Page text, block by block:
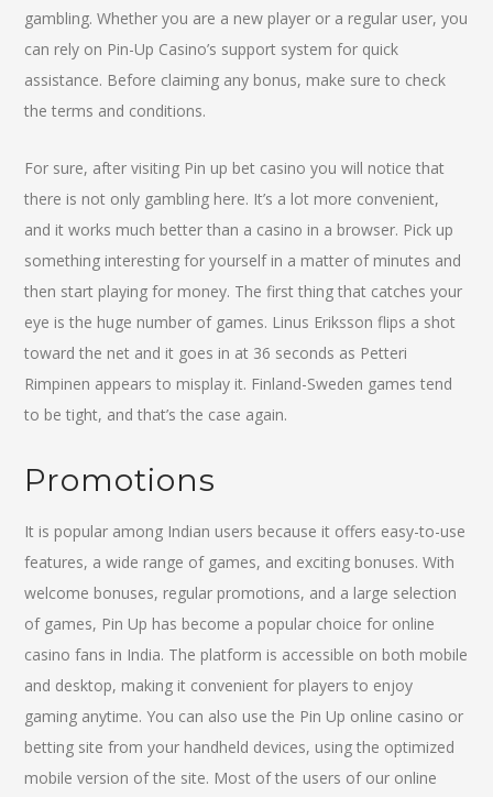
gambling. Whether you are a new player or a regular user, you
can rely on Pin-Up Casino’s support system for quick
assistance. Before claiming any bonus, make sure to check
the terms and conditions.
For sure, after visiting Pin up bet casino you will notice that
there is not only gambling here. It’s a lot more convenient,
and it works much better than a casino in a browser. Pick up
something interesting for yourself in a matter of minutes and
then start playing for money. The first thing that catches your
eye is the huge number of games. Linus Eriksson flips a shot
toward the net and it goes in at 36 seconds as Petteri
Rimpinen appears to misplay it. Finland-Sweden games tend
to be tight, and that’s the case again.
Promotions
It is popular among Indian users because it offers easy-to-use
features, a wide range of games, and exciting bonuses. With
welcome bonuses, regular promotions, and a large selection
of games, Pin Up has become a popular choice for online
casino fans in India. The platform is accessible on both mobile
and desktop, making it convenient for players to enjoy
gaming anytime. You can also use the Pin Up online casino or
betting site from your handheld devices, using the optimized
mobile version of the site. Most of the users of our online